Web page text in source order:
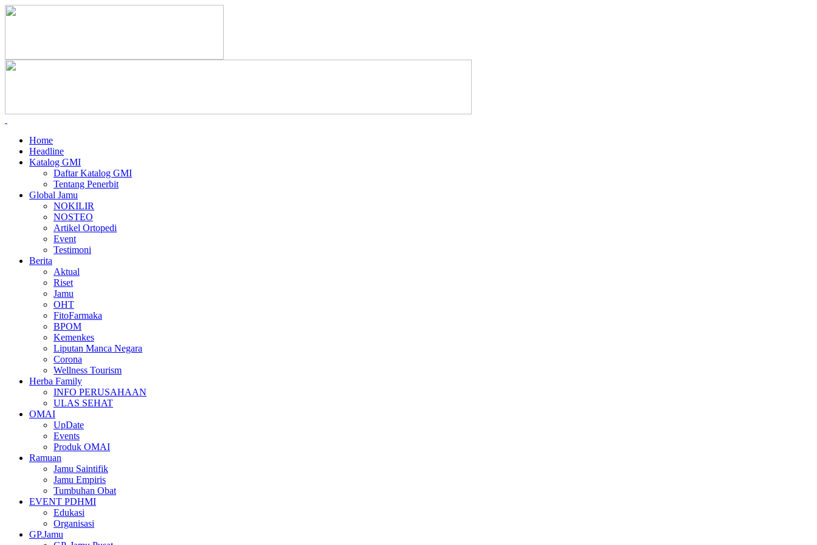
Home
Headline
Katalog GMI
Daftar Katalog GMI
Tentang Penerbit
Global Jamu
NOKILIR
NOSTEO
Artikel Ortopedi
Event
Testimoni
Berita
Aktual
Riset
Jamu
OHT
FitoFarmaka
BPOM
Kemenkes
Liputan Manca Negara
Corona
Wellness Tourism
Herba Family
INFO PERUSAHAAN
ULAS SEHAT
OMAI
UpDate
Events
Produk OMAI
Ramuan
Jamu Saintifik
Jamu Empiris
Tumbuhan Obat
EVENT PDHMI
Edukasi
Organisasi
GP.Jamu